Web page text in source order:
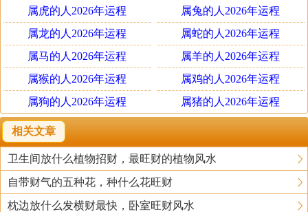
属虎的人2026年运程
属兔的人2026年运程
属龙的人2026年运程
属蛇的人2026年运程
属马的人2026年运程
属羊的人2026年运程
属猴的人2026年运程
属鸡的人2026年运程
属狗的人2026年运程
属猪的人2026年运程
相关文章
卫生间放什么植物招财，最旺财的植物风水
自带财气的五种花，种什么花旺财
枕边放什么发横财最快，卧室旺财风水